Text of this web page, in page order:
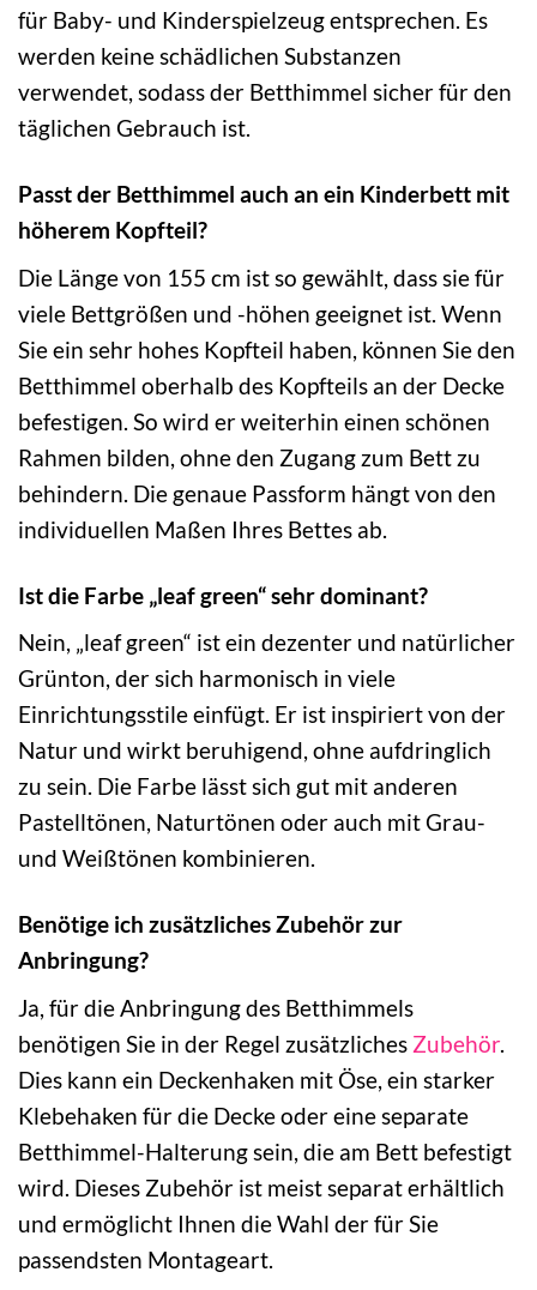
für Baby- und Kinderspielzeug entsprechen. Es
werden keine schädlichen Substanzen
verwendet, sodass der Betthimmel sicher für den
täglichen Gebrauch ist.
Passt der Betthimmel auch an ein Kinderbett mit
höherem Kopfteil?
Die Länge von 155 cm ist so gewählt, dass sie für
viele Bettgrößen und -höhen geeignet ist. Wenn
Sie ein sehr hohes Kopfteil haben, können Sie den
Betthimmel oberhalb des Kopfteils an der Decke
befestigen. So wird er weiterhin einen schönen
Rahmen bilden, ohne den Zugang zum Bett zu
behindern. Die genaue Passform hängt von den
individuellen Maßen Ihres Bettes ab.
Ist die Farbe „leaf green“ sehr dominant?
Nein, „leaf green“ ist ein dezenter und natürlicher
Grünton, der sich harmonisch in viele
Einrichtungsstile einfügt. Er ist inspiriert von der
Natur und wirkt beruhigend, ohne aufdringlich
zu sein. Die Farbe lässt sich gut mit anderen
Pastelltönen, Naturtönen oder auch mit Grau-
und Weißtönen kombinieren.
Benötige ich zusätzliches Zubehör zur
Anbringung?
Ja, für die Anbringung des Betthimmels
benötigen Sie in der Regel zusätzliches Zubehör.
Dies kann ein Deckenhaken mit Öse, ein starker
Klebehaken für die Decke oder eine separate
Betthimmel-Halterung sein, die am Bett befestigt
wird. Dieses Zubehör ist meist separat erhältlich
und ermöglicht Ihnen die Wahl der für Sie
passendsten Montageart.